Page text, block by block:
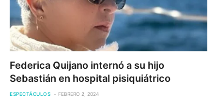
Federica Quijano internó a su hijo
Sebastián en hospital pisiquiátrico
ESPECTÁCULOS FEBRERO 2, 2024